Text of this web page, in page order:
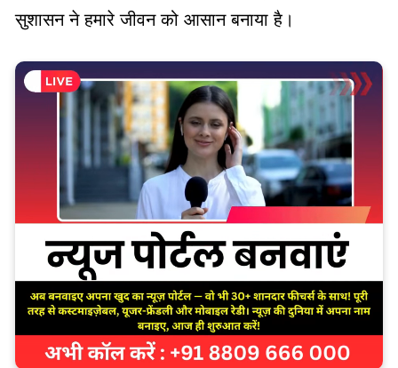
सुशासन ने हमारे जीवन को आसान बनाया है।